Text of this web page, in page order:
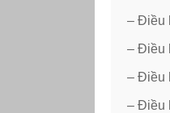
– Điều
– Điều
– Điều
– Điều